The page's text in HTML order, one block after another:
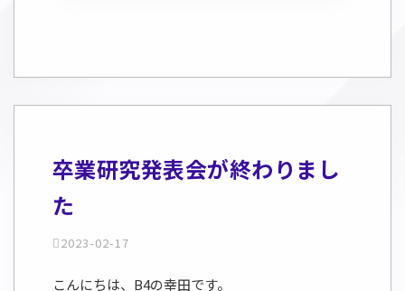
卒業研究発表会が終わりまし
た
2023-02-17
こんにちは、B4の幸田です。